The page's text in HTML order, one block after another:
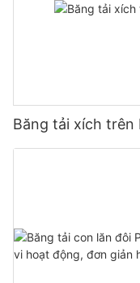
Băng tải xích trên